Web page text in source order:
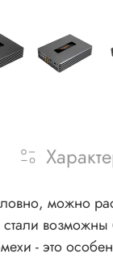
можно
- это